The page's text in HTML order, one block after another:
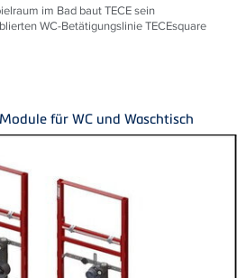
im Bad baut TECE sein
WC-Betätigungslinie TECEsquare
für WC und Waschtisch